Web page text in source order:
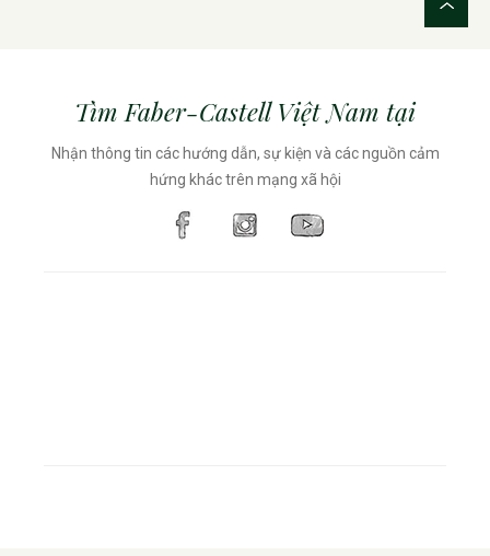
Tìm Faber-Castell Việt Nam tại
Nhận thông tin các hướng dẫn, sự kiện và các nguồn cảm
hứng khác trên mạng xã hội